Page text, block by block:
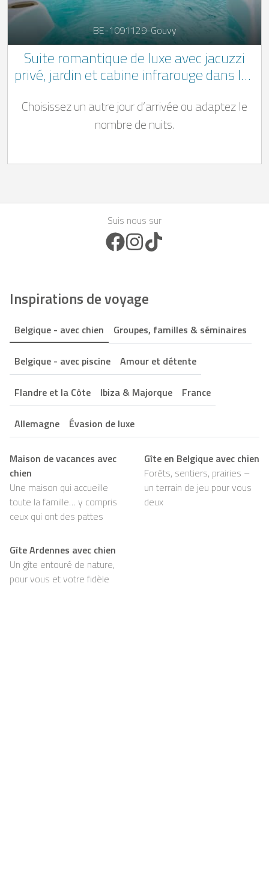
BE-1091129-Gouvy
Suite romantique de luxe avec jacuzzi
privé, jardin et cabine infrarouge dans les
Choisissez un autre jour d’arrivée ou adaptez le
nombre de nuits.
Suis nous sur
Facebook Icon
Instagram Icon
Inspirations de voyage
Belgique - avec chien Groupes, familles & séminaires
Belgique - avec piscine Amour et détente
Flandre et la Côte Ibiza & Majorque France
Allemagne Évasion de luxe
Maison de vacances avec
chien
Une maison qui accueille
toute la famille… y compris
ceux qui ont des pattes
Gîte en Belgique avec chien
Forêts, sentiers, prairies –
un terrain de jeu pour vous
deux
Gîte Ardennes avec chien
Un gîte entouré de nature,
pour vous et votre fidèle